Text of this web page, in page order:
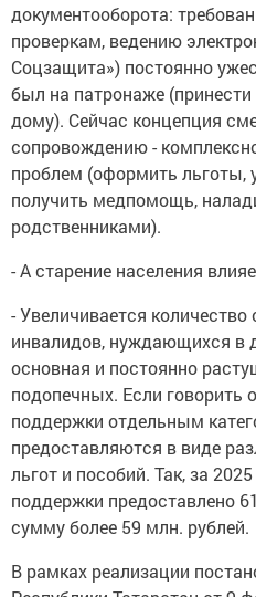
документооборота:
проверкам, ведению
Соцзащита») постоянно
был на патронаже
дому). Сейчас концепция
сопровождению -
проблем (оформить льготы,
получить медпомощь,
родственниками).
- А старение населения
- Увеличивается
инвалидов, нуждающихся в
основная и постоянно
подопечных. Если говорить
поддержки отдельным
предоставляются в виде
льгот и пособий. Так, за
поддержки предоставлено
сумму более 59 млн. рублей.
В рамках реализации